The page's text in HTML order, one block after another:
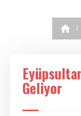
Geliyor